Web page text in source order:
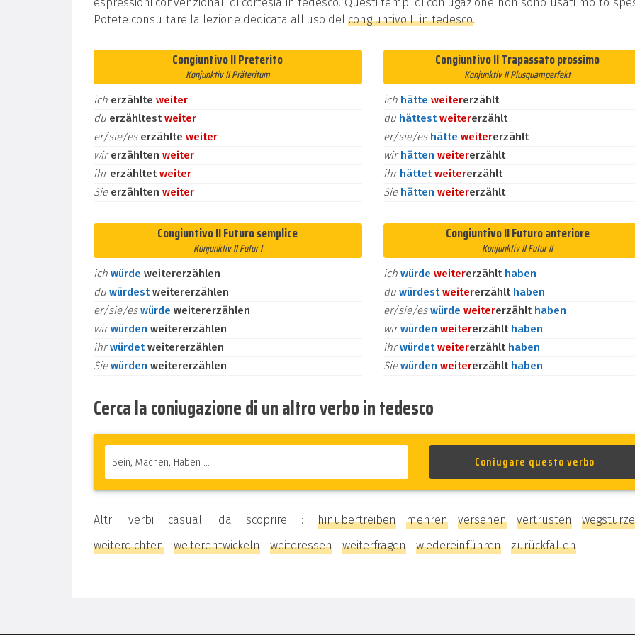
Potete consultare la lezione dedicata all'uso del congiuntivo II in tedesco.
Congiuntivo II Preterito
Konjunktiv II Präteritum
ich erzählte weiter
du erzähltestweiter
er/sie/es erzählte weiter
wirerzählten weiter
ihrerzähltetweiter
Sie erzählten weiter
Congiuntivo II Trapassato prossimo
Konjunktiv II Plusquamperfekt
ich hätte weitererzählt
du hättestweitererzählt
er/sie/es hätte weitererzählt
wirhätten weitererzählt
ihrhättetweitererzählt
Sie hätten weitererzählt
Congiuntivo II Futuro semplice
Konjunktiv II Futur I
ich würde weitererzählen
du würdestweitererzählen
er/sie/eswürde weitererzählen
wirwürden weitererzählen
ihrwürdetweitererzählen
Siewürden weitererzählen
Congiuntivo II Futuro anteriore
Konjunktiv II Futur II
ich würde weitererzählt haben
du würdestweitererzählt haben
er/sie/eswürde weitererzählt haben
wirwürden weitererzählt haben
ihrwürdetweitererzählt haben
Siewürden weitererzählt haben
Cerca la coniugazione di un altro verbo in tedesco
Altri verbi casuali da scoprire : hinübertreiben mehren versehen vertrusten
weiterdichten
weiterentwickeln weiteressen weiterfragen wiedereinführen zurückfallen